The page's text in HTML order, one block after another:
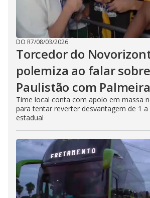
DO R7/08/03/2026
Torcedor do
polemiza ao falar
Paulistão com
Time local conta com apoio em massa
para tentar reverter desvantagem de 1
estadual